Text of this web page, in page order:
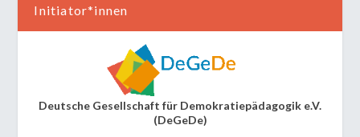
Initiator*innen
Deutsche Gesellschaft für Demokratiepädagogik e.V.
(DeGeDe)